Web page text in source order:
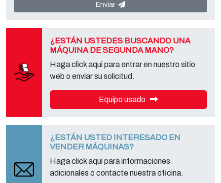
con el "Servicio de Privacy " en la parte Controller de datos para
ejercer todos los derechos previstos y para obtener la información
Enviar
¿ESTÁN USTEDES BUSCANDO UNA
MÁQUINA DE SEGUNDA MANO?
Haga click aqui para entrar en nuestro sitio
web o enviar su solicitud.
Equipo usado
¿ESTÁN USTED INTERESADO EN
VENDER MÁQUINAS?
Haga click aqui para informaciones
adicionales o contacte nuestra oficina.